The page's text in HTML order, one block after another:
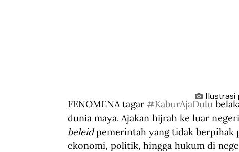
Ilustrasi
FENOMENA tagar #KaburAjaDulu
dunia maya. Ajakan hijrah ke luar
beleid pemerintah yang tidak berpihak
ekonomi, politik, hingga hukum di